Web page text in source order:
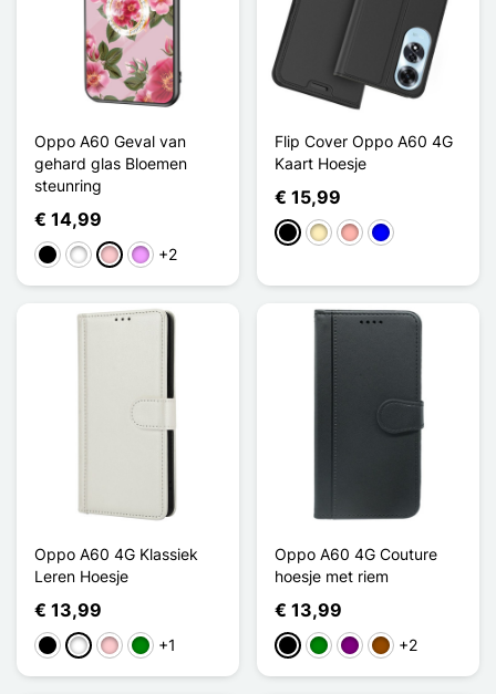
Oppo A60 Geval van
gehard glas Bloemen
steunring
€ 14,99
ZwartWit RozeLicht Violet
+2
Flip Cover Oppo A60 4G
Kaart Hoesje
€ 15,99
ZwartGoldenRose Goud
Blauw
Oppo A60 4G Klassiek
Leren Hoesje
€ 13,99
ZwartWit RozeGroen
+1
Oppo A60 4G Couture
hoesje met riem
€ 13,99
ZwartGroenPurperBruin+2